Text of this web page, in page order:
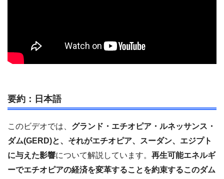
要約：日本語
このビデオでは、 グランド・エチオピア・ルネッサンス・
ダム(GERD)と、それがエチオピア、スーダン、エジプト
に与えた影響について解説しています。 再生可能エネルギ
ーでエチオピアの経済を変革することを約束するこのダム